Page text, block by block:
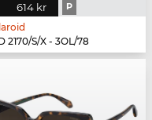
614 kr P
2170/S/X - 3OL/78